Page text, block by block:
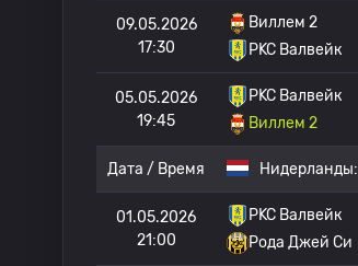
09.05.2026
17:30
Виллем 2
РKC Валвейк
05.05.2026
19:45
РKC Валвейк
Виллем 2
Дата / Время Нидерланды:
01.05.2026
21:00
РKC Валвейк
Рода Джей Си